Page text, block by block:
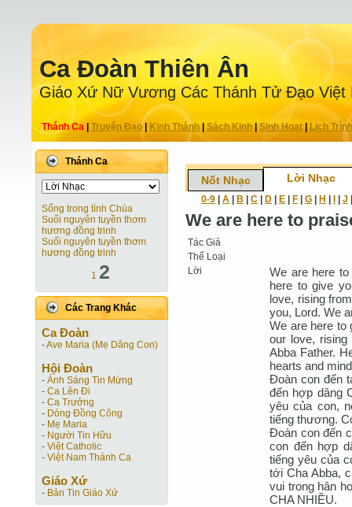
Ca Ðoàn Thiên Ân
Giáo Xứ Nữ Vương Các Thánh Tử Ðạo Việt
Thánh Ca Truyện Ðạo| Kinh Thánh Sách Kinh|Sinh Hoạt| Lịch Trình
Thánh Ca
Sống trong tình Chúa
Suối nguyên tuyền thơm
hương đồng trinh
Suối nguyên tuyền thơm
hương đồng trinh
1 2
Các Trang Khác
Ca Ðoàn
-Ave Maria (Mẹ Dâng Con)
Hội Ðoàn
- Ánh Sáng Tin Mừng
- Ca Lên Đi
- Ca Trưởng
- Dòng Đồng Công
- Mẹ Maria
- Người Tin Hữu
- Việt Catholic
- Việt Nam Thánh Ca
Giáo Xứ
- Bản Tin Giáo Xứ
Nốt Nhạc Lời Nhạc
0-9 A B C D E F G H J
We are here to
Tác Giả
Thể Loại
Lời
We are here
here to give
love, rising
you, Lord. We
We are here to
our love,
Abba Father.
hearts and
Đoàn con đến
đến hợp dâng
yêu của con,
tiếng thương.
Đoàn con đến
con đến hợp
tiếng yêu của
tới Cha Abba,
vui trong hân
CHA NHIỀU.